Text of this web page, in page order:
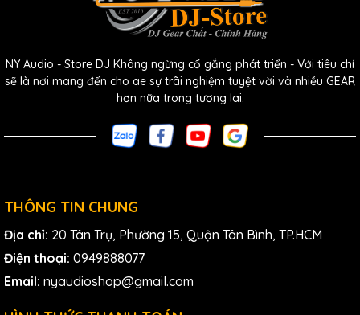
NY Audio - Store DJ Không ngừng cố gắng phát triển - Với tiêu chí
sẽ là nơi mang đến cho ae sự trãi nghiệm tuyệt vời và nhiều GEAR
hơn nữa trong tương lai.
THÔNG TIN CHUNG
Địa chỉ: 20 Tân Trụ, Phường 15, Quận Tân Bình, TP.HCM
Điện thoại: 0949888077
Email: nyaudioshop@gmail.com